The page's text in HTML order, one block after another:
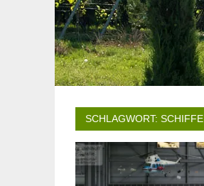
SCHLAGWORT: SCHIFFE